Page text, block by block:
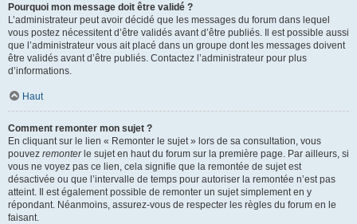
Pourquoi mon message doit être validé ?
L’administrateur peut avoir décidé que les messages du forum dans lequel
vous postez nécessitent d’être validés avant d’être publiés. Il est possible aussi
que l’administrateur vous ait placé dans un groupe dont les messages doivent
être validés avant d’être publiés. Contactez l’administrateur pour plus
d’informations.
Haut
Comment remonter mon sujet ?
En cliquant sur le lien « Remonter le sujet » lors de sa consultation, vous
pouvez remonterle sujet en haut du forum sur la première page. Par ailleurs, si
vous ne voyez pas ce lien, cela signifie que la remontée de sujet est
désactivée ou que l’intervalle de temps pour autoriser la remontée n’est pas
atteint. Il est également possible de remonter un sujet simplement en y
répondant. Néanmoins, assurez-vous de respecter les règles du forum en le
faisant.